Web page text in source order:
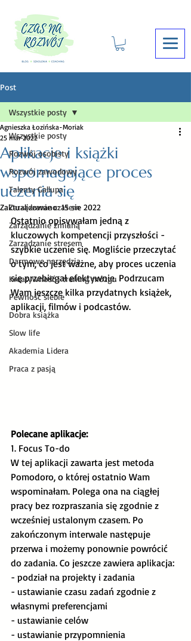
Post
Wszystkie posty
Rozwój osobisty
Rozwój zawodowy
Talenty Gallupa
Zarządzanie czasem
Zarządzanie zmianą
Zarządzanie stresem
Darmowe narzędzia
Kreatywność i trening mózgu
Pewność siebie
Dobra książka
Slow life
Akademia Lidera
Praca z pasją
Wszystkie posty
Aplikacje i książki
wspomagające proces
uczenia się
Agnieszka Łozińska-Moriak
25 mar 2022
Zaktualizowano:15 sie 2022
Ostatnio opisywałam jedną z
kluczowych kompetencji przyszłości -
szybkie uczenie się. Mogliście przeczytać
o tym, co jest ważne, aby proces uczenia
się przebiegał efektywnie. Podrzucam
Wam jeszcze kilka przydatnych książek,
aplikacji, filmów i podcastów.
Polecane aplikacje:
1. Focus To-do
W tej aplikacji zawarta jest metoda
Pomodoro, o której ostatnio Wam
wspominałam. Polega ona na ciągłej
pracy bez rozpraszania się zgodnie z
wcześniej ustalonym czasem. Po
zakończonym interwale następuje
przerwa i możemy ponownie powrócić
do zadania. Co jeszcze zawiera aplikacja:
- podział na projekty i zadania
- ustawianie czasu zadań zgodnie z
własnymi preferencjami
- ustawianie celów
- ustawianie przypomnienia